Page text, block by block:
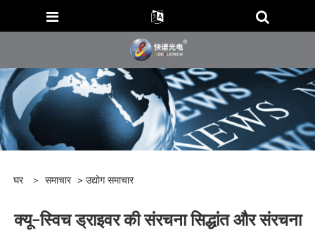
घर > समाचार > उद्योग समाचार
क्यू-स्विच ड्राइवर की संरचना सिद्धांत और संरचना